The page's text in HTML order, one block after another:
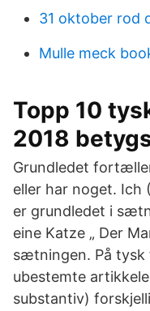
31 oktober rod
Mulle meck
Topp 10
2018
Grundledet
eller har noget. Ich
er grundledet i
eine Katze „ Der
sætningen. På tysk
ubestemte
substantiv)